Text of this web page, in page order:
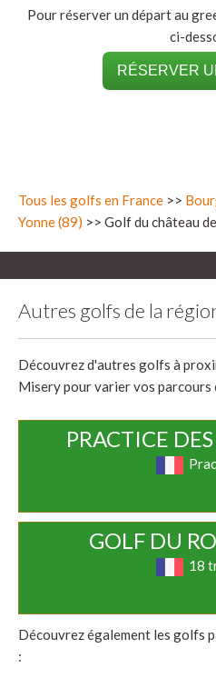
Pour réserver un départ au
ci-
RÉSERVER
Tous les golfs en France >>
Yonne (89) >> Golf du château
Autres golfs de la
Découvrez d'autres golfs à
Misery pour varier vos parcours
PRACTICE
GOLF DU
18
Découvrez également les golfs
: